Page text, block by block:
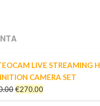
LIVE STREAMING
CAMERA SET
€270.00